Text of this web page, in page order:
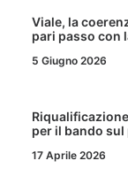
Viale, la
pari passo con
5 Giugno 2026
per il bando
17 Aprile 2026